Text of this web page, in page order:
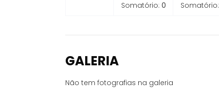
Somatório: 0
Somatório:
GALERIA
Não tem fotografias na galeria